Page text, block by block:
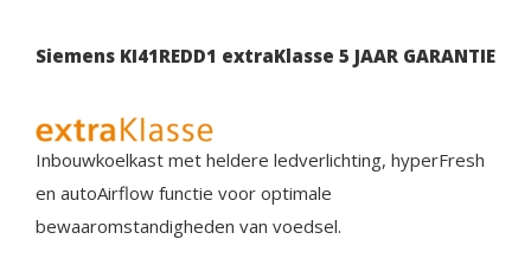
Siemens KI41REDD1 extraKlasse 5 JAAR GARANTIE
Inbouwkoelkast met heldere ledverlichting, hyperFresh
en autoAirflow functie voor optimale
bewaaromstandigheden van voedsel.